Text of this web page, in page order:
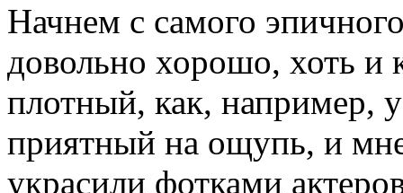
Начнем с самого
довольно хорошо, хоть и
плотный, как, например,
приятный на ощупь, и
украсили фотками